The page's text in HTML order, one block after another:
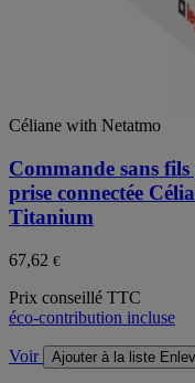
Céliane with Netatmo
Commande sans
prise connectée
Titanium
67,62 €
Prix conseillé TTC
éco-contribution incluse
Voir Ajouter à la liste